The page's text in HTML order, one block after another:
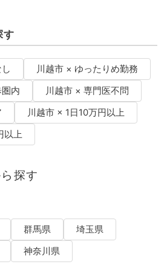
す
川越市 × ゆったりめ勤務
内
川越市 × 専門医不問
川越市 × 1日10万円以上
以上
探す
群馬県
埼玉県
神奈川県